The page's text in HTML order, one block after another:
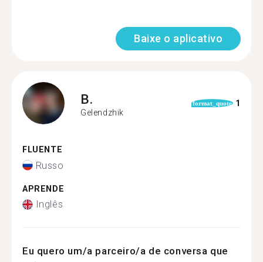
Baixe o aplicativo
B.
Gelendzhik
format_quote 1
FLUENTE
Russo
APRENDE
Inglês
Eu quero um/a parceiro/a de conversa que